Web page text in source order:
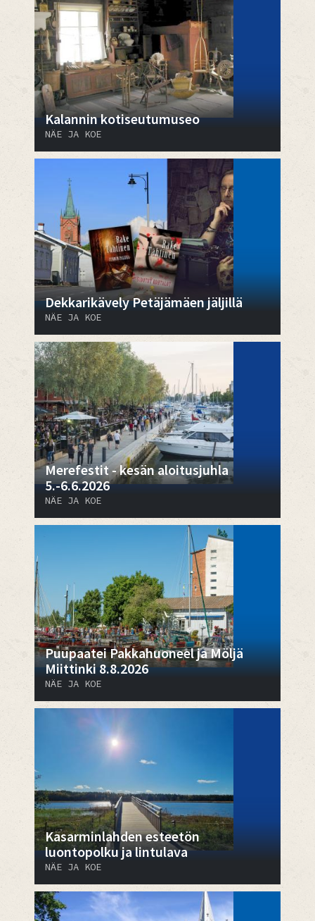
Kalannin kotiseutumuseo
NÄE JA KOE
Dekkarikävely Petäjämäen jäljillä
NÄE JA KOE
Merefestit - kesän aloitusjuhla
5.-6.6.2026
NÄE JA KOE
Puupaatei Pakkahuoneel ja Möljä
Miittinki 8.8.2026
NÄE JA KOE
Kasarminlahden esteetön
luontopolku ja lintulava
NÄE JA KOE